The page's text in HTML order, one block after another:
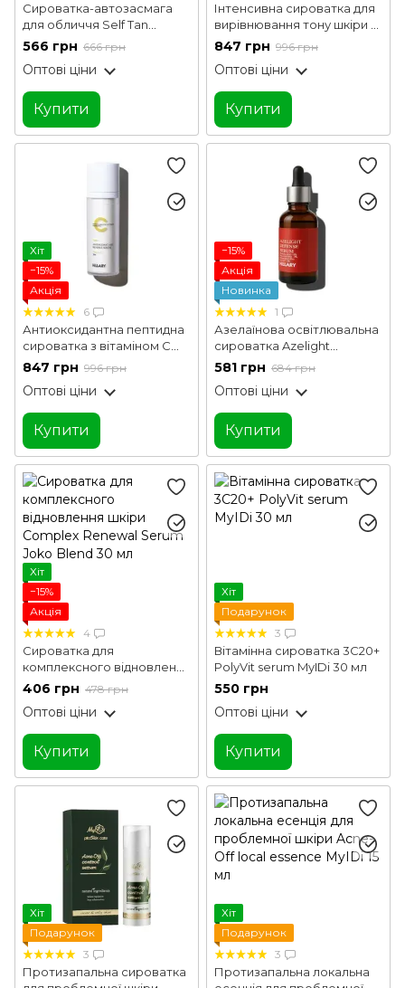
Сироватка-автозасмага
для обличчя Self Tan
Golden Kiss Hillary 30 мл
566 грн 666 грн
Оптові ціни
Купити
Інтенсивна сироватка для
вирівнювання тону шкіри з
вітаміном С Vitamin C
Іntensive Еven Skin Tone
Serum Hillary 30 мл
847 грн 996 грн
Оптові ціни
Купити
Хіт
−15%
Акція
6
Антиоксидантна пептидна
сироватка з вітаміном С
Antioxidant Age Reverse
Serum 30+ Hillary 30 мл
847 грн 996 грн
Оптові ціни
Купити
−15%
Акція
Новинка
1
Азелаїнова освітлювальна
сироватка Azelight
Defense Serum Hillary 30 мл
581 грн 684 грн
Оптові ціни
Купити
Хіт
−15%
Акція
4
Сироватка для
комплексного відновлення
шкіри Complex Renewal
Serum Joko Blend 30 мл
406 грн 478 грн
Оптові ціни
Купити
Хіт
Подарунок
3
Вітамінна сироватка 3C20+
PolyVit serum MyIDi 30 мл
550 грн
Оптові ціни
Купити
Хіт
Подарунок
3
Протизапальна сироватка
Хіт
Подарунок
3
Протизапальна локальна